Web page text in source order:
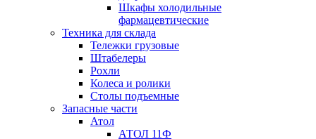
Шкафы холодильные
фармацевтические
Техника для склада
Тележки грузовые
Штабелеры
Рохли
Колеса и ролики
Столы подъемные
Запасные части
Атол
АТОЛ 11Ф